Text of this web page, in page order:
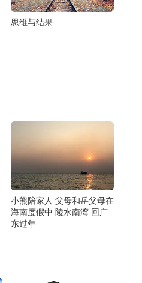
思维与结果
小熊陪家人 父母和岳父母在
海南度假中 陵水南湾 回广
东过年